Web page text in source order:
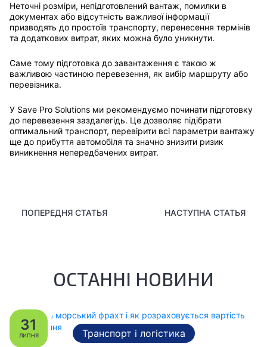
Неточні розміри, непідготовлений вантаж, помилки в
документах або відсутність важливої інформації
призводять до простоїв транспорту, перенесення термінів
та додаткових витрат, яких можна було уникнути.
Саме тому підготовка до завантаження є такою ж
важливою частиною перевезення, як вибір маршруту або
перевізника.
У Save Pro Solutions ми рекомендуємо починати підготовку
до перевезення заздалегідь. Це дозволяє підібрати
оптимальний транспорт, перевірити всі параметри вантажу
ще до прибуття автомобіля та значно знизити ризик
виникнення непередбачених витрат.
ПОПЕРЕДНЯ СТАТЬЯ НАСТУПНА СТАТЬЯ
ОСТАННІ НОВИНИ
Транспорт і логістика
31
ЛИПНЯ